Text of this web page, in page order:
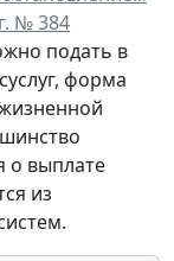
№ 384
подать в
форма
о выплате
из